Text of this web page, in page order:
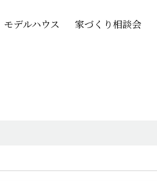
モデルハウス 家づくり相談会